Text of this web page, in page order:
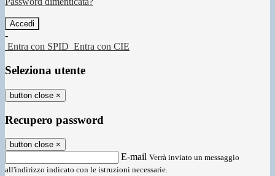
-
Entra con SPID Entra con CIE
Seleziona utente
button close ×
Recupero password
button close ×
E-mail Verrà inviato un messaggio
all'indirizzo indicato con le istruzioni necessarie.